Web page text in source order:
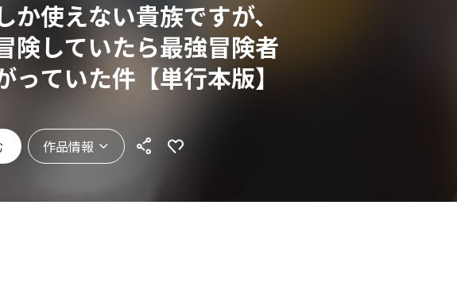
か使えない貴族ですが、
険していたら最強冒険者
っていた件【単行本版】
作品情報